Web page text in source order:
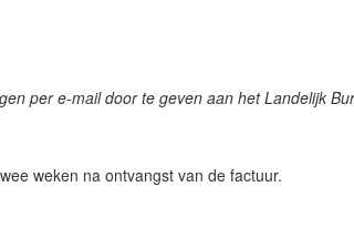
per e-mail door te geven aan het Landelijk
weken na ontvangst van de factuur.